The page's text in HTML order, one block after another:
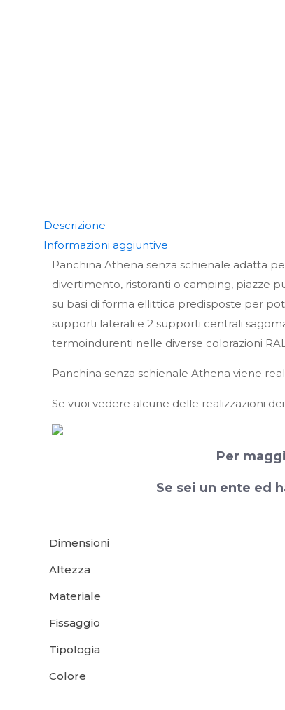
Descrizione
Informazioni aggiuntive
Panchina Athena senza schienale adatta
divertimento, ristoranti o camping, piazze
su basi di forma ellittica predisposte per
supporti laterali e 2 supporti centrali
termoindurenti nelle diverse colorazioni
Panchina senza schienale Athena viene
Se vuoi vedere alcune delle realizzazioni
Per
Se sei un ente ed
Dimensioni
Altezza
Materiale
Fissaggio
Tipologia
Colore